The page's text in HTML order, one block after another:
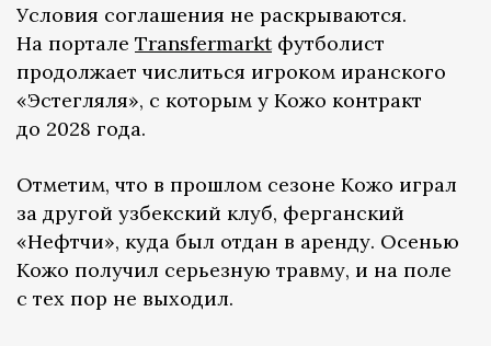
Условия соглашения не раскрываются.
На портале Transfermarktфутболист
продолжает числиться игроком иранского
«Эстегляля», с которым у Кожо контракт
до 2028 года.
Отметим, что в прошлом сезоне Кожо играл
за другой узбекский клуб, ферганский
«Нефтчи», куда был отдан в аренду. Осенью
Кожо получил серьезную травму, и на поле
с тех пор не выходил.